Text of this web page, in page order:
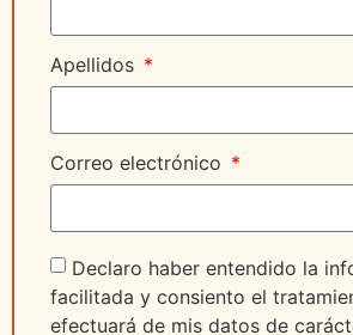
Apellidos
Correo electrónico
Declaro haber entendido la
facilitada y consiento el
efectuará de mis datos de